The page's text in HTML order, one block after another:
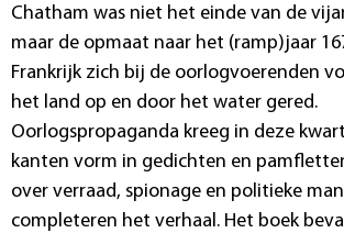
Chatham was niet het einde van de
maar de opmaat naar het (ramp)jaar
Frankrijk zich bij de oorlogvoerenden
het land op en door het water gered.
Oorlogspropaganda kreeg in deze
kanten vorm in gedichten en
over verraad, spionage en politieke
completeren het verhaal. Het boek